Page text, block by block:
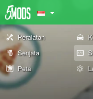
Peralatan
Senjata
Peta